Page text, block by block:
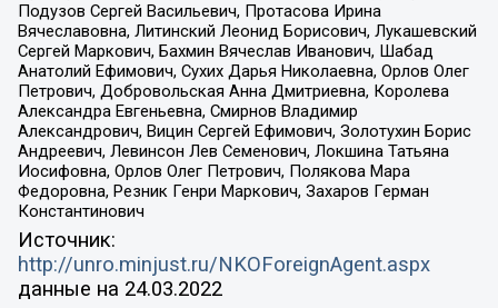
Подузов Сергей Васильевич, Протасова Ирина
Вячеславовна, Литинский Леонид Борисович, Лукашевский
Сергей Маркович, Бахмин Вячеслав Иванович, Шабад
Анатолий Ефимович, Сухих Дарья Николаевна, Орлов Олег
Петрович, Добровольская Анна Дмитриевна, Королева
Александра Евгеньевна, Смирнов Владимир
Александрович, Вицин Сергей Ефимович, Золотухин Борис
Андреевич, Левинсон Лев Семенович, Локшина Татьяна
Иосифовна, Орлов Олег Петрович, Полякова Мара
Федоровна, Резник Генри Маркович, Захаров Герман
Константинович
Источник:
http://unro.minjust.ru/NKOForeignAgent.aspx
данные на 24.03.2022